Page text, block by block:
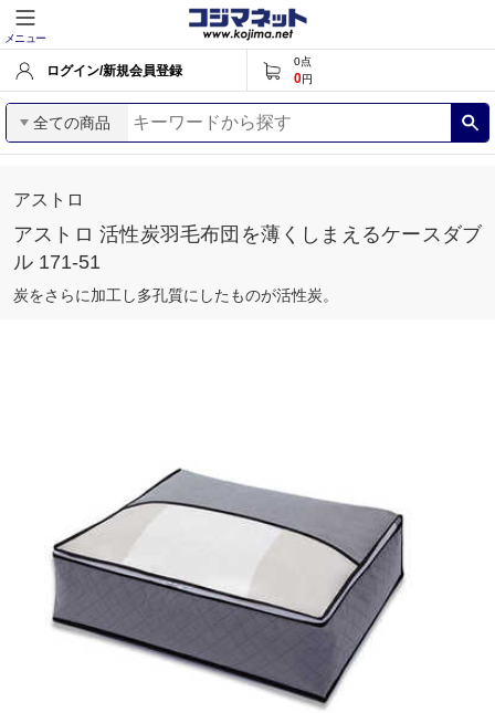
メニュー
ログイン/新規会員登録
0点
0円
全ての商品
アストロ
アストロ 活性炭羽毛布団を薄くしまえるケースダブ
ル 171-51
炭をさらに加工し多孔質にしたものが活性炭。